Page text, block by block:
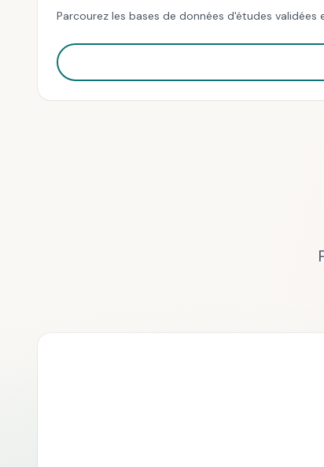
Parcourez les bases de données d'études validées